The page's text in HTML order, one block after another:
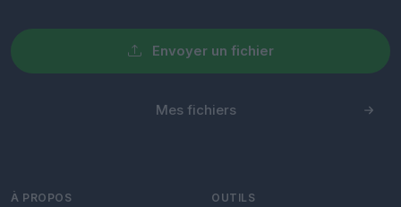
Envoyer un fichier
Mes fichiers
À PROPOS OUTILS